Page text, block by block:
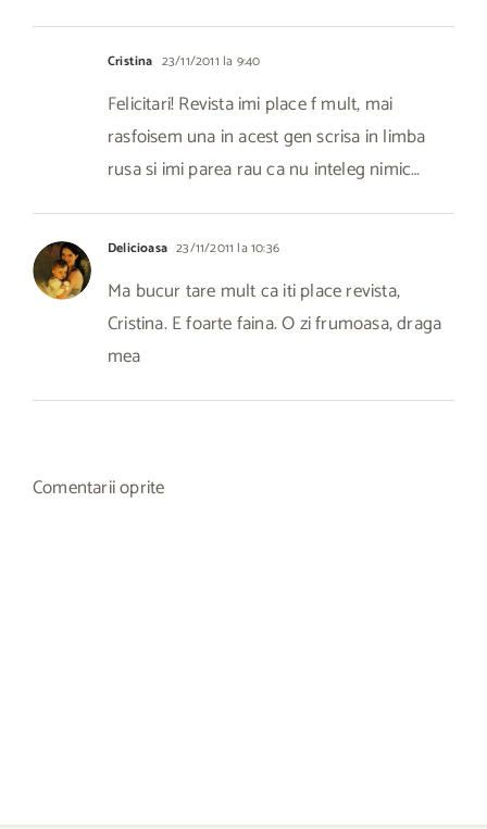
Cristina 23/11/2011 la 9:40
Felicitari! Revista imi place f mult, mai
rasfoisem una in acest gen scrisa in limba
rusa si imi parea rau ca nu inteleg nimic…
Delicioasa 23/11/2011 la 10:36
Ma bucur tare mult ca iti place revista,
Cristina. E foarte faina. O zi frumoasa, draga
mea
Comentarii oprite